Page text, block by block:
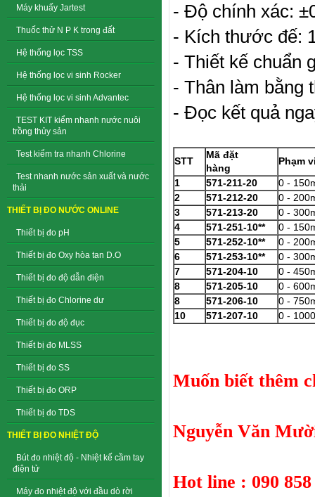
Máy khuấy Jartest
Thuốc thử N P K trong đất
Hệ thống lọc TSS
Hệ thống lọc vi sinh Rocker
Hệ thống lọc vi sinh Advantec
TEST KIT kiểm nhanh nước nuôi
trồng thủy sản
Test kiểm tra nhanh Chlorine
Test nhanh nước sản xuất và nước
thải
THIẾT BỊ ĐO NƯỚC ONLINE
Thiết bị đo pH
Thiết bị đo Oxy hòa tan D.O
Thiết bị đo độ dẫn điện
Thiết bị đo Chlorine dư
Thiết bị đo độ đục
Thiết bị đo MLSS
Thiết bị đo SS
Thiết bị đo ORP
Thiết bị đo TDS
THIẾT BỊ ĐO NHIỆT ĐỘ
Bút đo nhiệt độ - Nhiệt kế cầm tay
điện tử
Máy đo nhiệt độ với đầu dò rời
- Độ chính xác:
- Kích thước đế:
- Thiết kế chuẩn
- Thân làm bằng
- Đọc kết quả
STT
Mã đặt
hàng
Phạm
1
571-211-20
0 -
2
571-212-20
0 -
3
571-213-20
0 -
4
571-251-10**
0 -
5
571-252-10**
0 -
6
571-253-10**
0 -
7
571-204-10
0 -
8
571-205-10
0 -
8
571-206-10
0 -
10
571-207-10 0 -
Muốn biết thêm
Nguyễn Văn
Hot line : 090 858